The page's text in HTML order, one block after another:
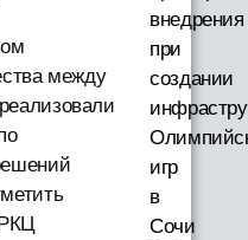
между
внедрения
при
создании
игр
в
Сочи